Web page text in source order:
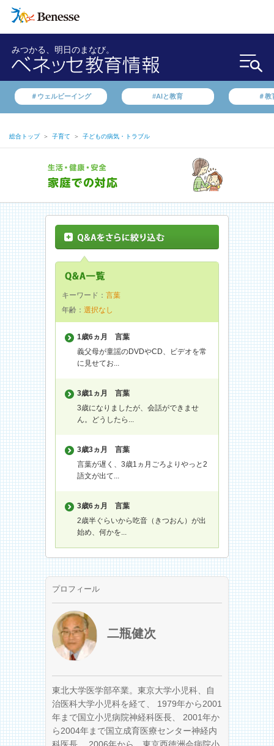
みつかる、明日のまなび。
＃ウェルビーイング #AIと教育 ＃教
総合トップ ＞ 子育て ＞ 子どもの病気・トラブル
キーワード： 言葉
年齢： 選択なし
1歳6ヵ月
言葉
義父母が童謡のDVDやCD、ビデオを常
に見せてお...
3歳1ヵ月
言葉
3歳になりましたが、会話ができませ
ん。どうしたら...
3歳3ヵ月
言葉
言葉が遅く、3歳1ヵ月ごろよりやっと2
語文が出て...
3歳6ヵ月
言葉
2歳半ぐらいから吃音（きつおん）が出
始め、何かを...
プロフィール
二瓶健次
東北大学医学部卒業。東京大学小児科、自
治医科大学小児科を経て、 1979年から2001
年まで国立小児病院神経科医長、 2001年か
ら2004年まで国立成育医療センター神経内
科医長 、2006年から、東京西徳洲会病院小